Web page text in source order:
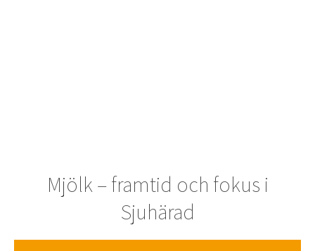
Mjölk – framtid och fokus i
Sjuhärad